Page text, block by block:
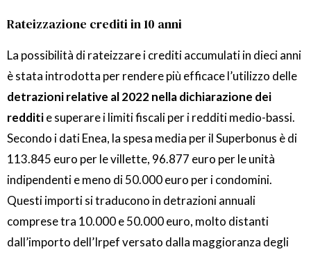
Rateizzazione crediti in 10 anni
La possibilità di rateizzare i crediti accumulati in dieci anni
è stata introdotta per rendere più efficace l’utilizzo delle
detrazioni relative al 2022 nella dichiarazione dei
redditie superare i limiti fiscali per i redditi medio-bassi.
Secondo i dati Enea, la spesa media per il Superbonus è di
113.845 euro per le villette, 96.877 euro per le unità
indipendenti e meno di 50.000 euro per i condomini.
Questi importi si traducono in detrazioni annuali
comprese tra 10.000 e 50.000 euro, molto distanti
dall’importo dell’Irpef versato dalla maggioranza degli